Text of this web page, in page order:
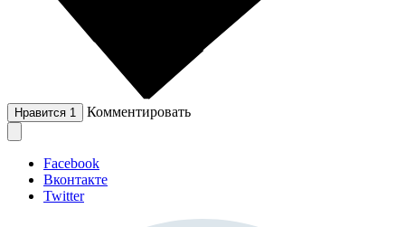
Нравится 1 Комментировать
Facebook
Вконтакте
Twitter